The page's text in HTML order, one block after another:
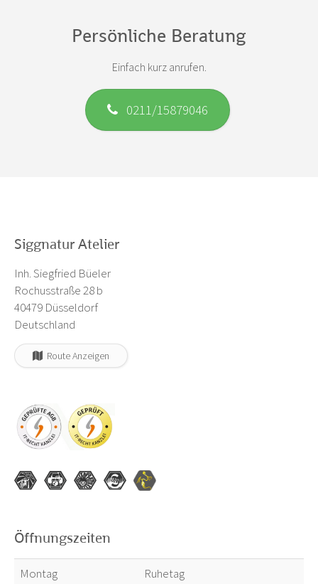
Persönliche Beratung
Einfach kurz anrufen.
0211/15879046
Siggnatur Atelier
Inh. Siegfried Büeler
Rochusstraße 28 b
40479 Düsseldorf
Deutschland
Route Anzeigen
Öffnungszeiten
Montag
Ruhetag